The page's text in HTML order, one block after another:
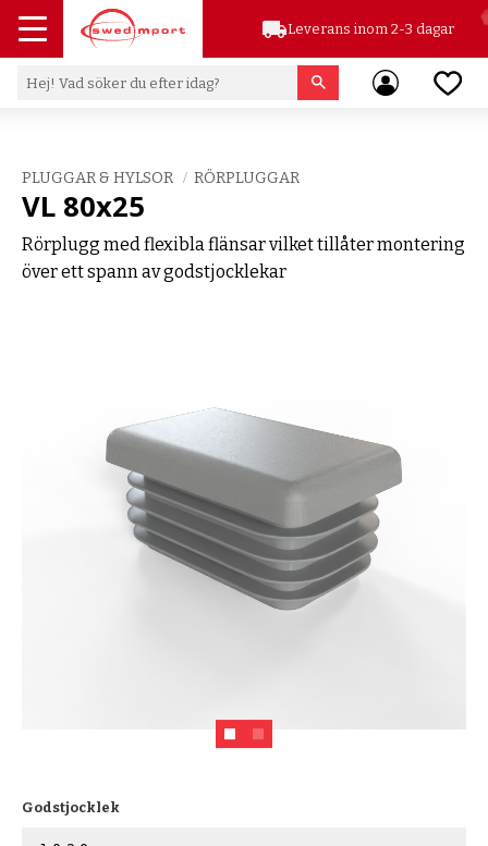
Meny
local_shippingLeverans inom 2-3 dagar
PLUGGAR & HYLSOR RÖRPLUGGAR
VL 80x25
Rörplugg med flexibla flänsar vilket tillåter montering
över ett spann av godstjocklekar
Godstjocklek